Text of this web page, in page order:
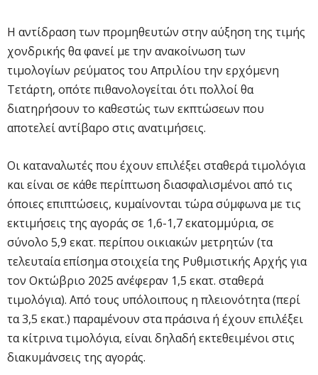
Η αντίδραση των προμηθευτών στην αύξηση της τιμής
χονδρικής θα φανεί με την ανακοίνωση των
τιμολογίων ρεύματος του Απριλίου την ερχόμενη
Τετάρτη, οπότε πιθανολογείται ότι πολλοί θα
διατηρήσουν το καθεστώς των εκπτώσεων που
αποτελεί αντίβαρο στις ανατιμήσεις.
Οι καταναλωτές που έχουν επιλέξει σταθερά τιμολόγια
και είναι σε κάθε περίπτωση διασφαλισμένοι από τις
όποιες επιπτώσεις, κυμαίνονται τώρα σύμφωνα με τις
εκτιμήσεις της αγοράς σε 1,6-1,7 εκατομμύρια, σε
σύνολο 5,9 εκατ. περίπου οικιακών μετρητών (τα
τελευταία επίσημα στοιχεία της Ρυθμιστικής Αρχής για
τον Οκτώβριο 2025 ανέφεραν 1,5 εκατ. σταθερά
τιμολόγια). Από τους υπόλοιπους η πλειονότητα (περί
τα 3,5 εκατ.) παραμένουν στα πράσινα ή έχουν επιλέξει
τα κίτρινα τιμολόγια, είναι δηλαδή εκτεθειμένοι στις
διακυμάνσεις της αγοράς.